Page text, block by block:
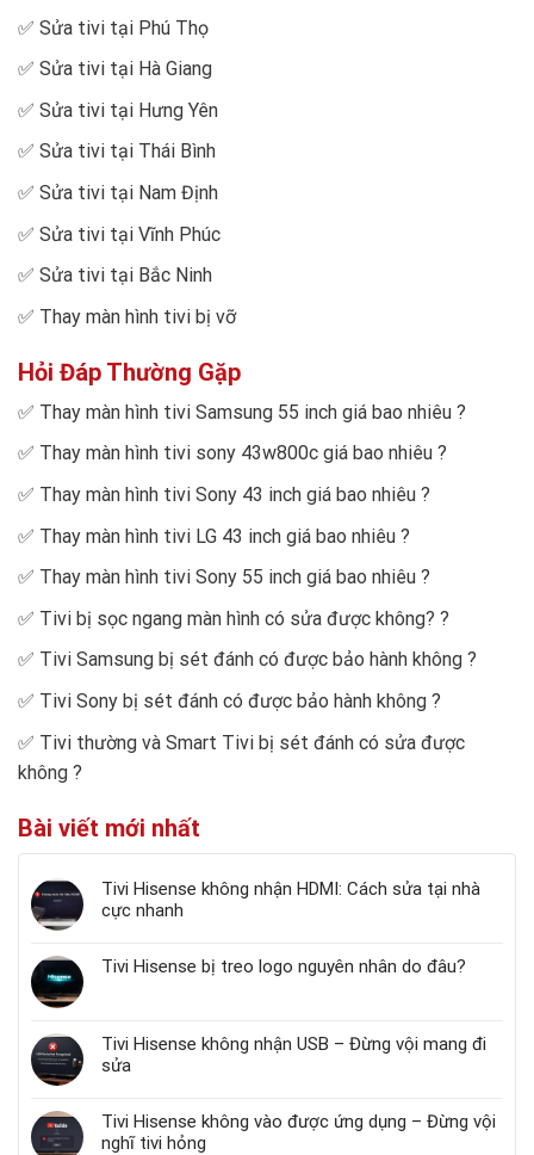
✅ Sửa tivi tại Phú Thọ
✅ Sửa tivi tại Hà Giang
✅ Sửa tivi tại Hưng Yên
✅ Sửa tivi tại Thái Bình
✅ Sửa tivi tại Nam Định
✅ Sửa tivi tại Vĩnh Phúc
✅ Sửa tivi tại Bắc Ninh
✅ Thay màn hình tivi bị vỡ
Hỏi Đáp Thường Gặp
✅ Thay màn hình tivi Samsung 55 inch giá bao nhiêu ?
✅ Thay màn hình tivi sony 43w800c giá bao nhiêu ?
✅ Thay màn hình tivi Sony 43 inch giá bao nhiêu ?
✅ Thay màn hình tivi LG 43 inch giá bao nhiêu ?
✅ Thay màn hình tivi Sony 55 inch giá bao nhiêu ?
✅ Tivi bị sọc ngang màn hình có sửa được không? ?
✅ Tivi Samsung bị sét đánh có được bảo hành không ?
✅ Tivi Sony bị sét đánh có được bảo hành không ?
✅ Tivi thường và Smart Tivi bị sét đánh có sửa được
không ?
Bài viết mới nhất
Tivi Hisense không nhận HDMI: Cách sửa tại nhà
cực nhanh
Tivi Hisense bị treo logo nguyên nhân do đâu?
Tivi Hisense không nhận USB – Đừng vội mang đi
sửa
Tivi Hisense không vào được ứng dụng – Đừng vội
nghĩ tivi hỏng